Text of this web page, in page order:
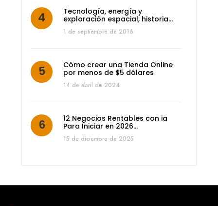
Tecnología, energía y
exploración espacial, historia…
1 de septiembre de 2016
Cómo crear una Tienda Online
por menos de $5 dólares
14 de abril de 2024
12 Negocios Rentables con ia
Para Iniciar en 2026…
15 de diciembre de 2025